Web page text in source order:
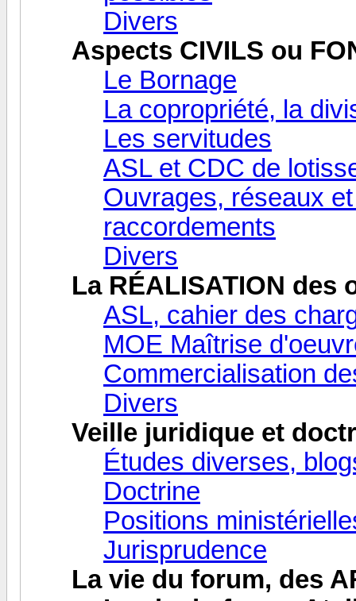
Divers
Aspects CIVILS ou
Le Bornage
La copropriété, la
Les servitudes
ASL et CDC de
Ouvrages, réseaux
raccordements
Divers
La RÉALISATION des
ASL, cahier des
MOE Maîtrise
Commercialisation
Divers
Veille juridique et
Études diverses,
Doctrine
Positions
Jurisprudence
La vie du forum, des